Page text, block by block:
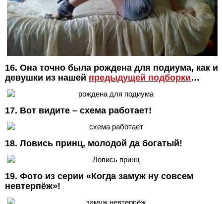
16. Она точно была рождена для подиума, как и
девушки из нашей предыдущей подборки…
17. Вот видите – схема работает!
18. Ловись принц, молодой да богатый!
19. Фото из серии «Когда замуж ну совсем
невтерпёж»!